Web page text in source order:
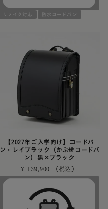
リメイク対応 防水コードバン
【2027年ご入学向け】コードバ
ン・レイブラック（かぶせコードバ
ン）黒×ブラック
¥
139,900